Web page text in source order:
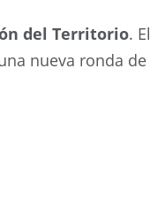
del Territorio. El
nueva ronda de